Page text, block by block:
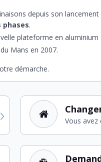
depuis son lancement
.
plateforme en
Mans en 2007.
démarche.
Vous avez